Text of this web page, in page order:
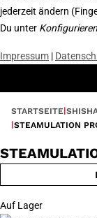
jederzeit ändern
Du unter Konfigurieren
Impressum |
STARTSEITE
STEAMULATION
Auf Lager